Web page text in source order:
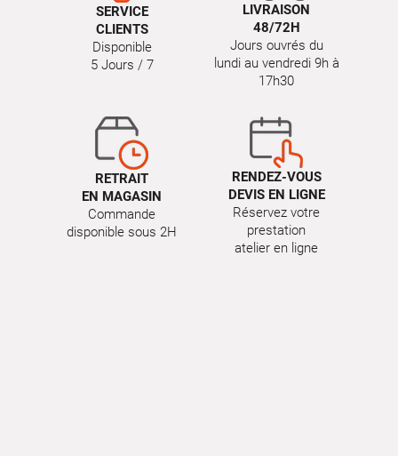
SERVICE
CLIENTS
Disponible
5 Jours / 7
LIVRAISON
48/72H
Jours ouvrés du
lundi au vendredi 9h à
17h30
RETRAIT
EN MAGASIN
Commande
disponible sous 2H
RENDEZ-VOUS
DEVIS EN LIGNE
Réservez votre
prestation
atelier en ligne